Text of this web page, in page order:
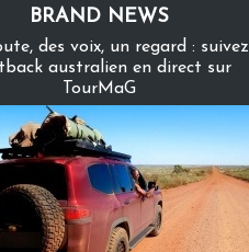
BRAND NEWS
des voix, un regard : suivez
australien en direct sur
TourMaG